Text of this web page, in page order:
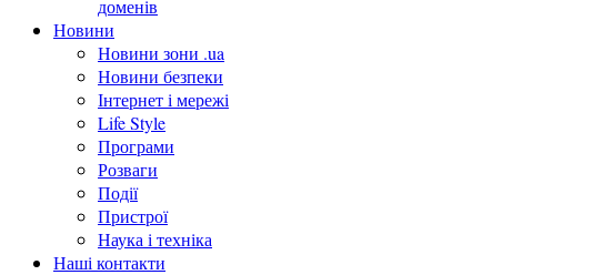
доменів
Новини
Новини зони .ua
Новини безпеки
Інтернет і мережі
Life Style
Програми
Розваги
Події
Пристрої
Наука і техніка
Наші контакти